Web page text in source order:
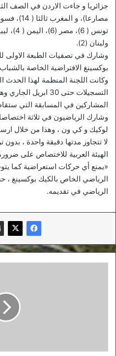
ولبنان (2).
وشارك في تصفيات الطبعة الاولى
بوكسينغ الافتراضية الخاصة بالشباب، 410 رياضي ، يمثلون 12
وكانت اللجنة المنظمة لهذا الحدث
التسجيلات حتى 30
المشاركين في المسابقة التي
وشارك الرياضيون في ثلاثة
لوكيك و كي ون ، وهذا من خلال
لا تتجاوز مدتها دقيقة واحدة ،
الهيئة العربية للاختصاص على
«يمنع أي حركات استعراضية كما
الرياضي الخاص بالكيك بوكسينغ
الرياضي في تقديمه.
فادحة